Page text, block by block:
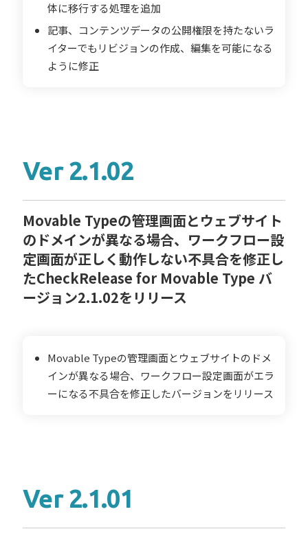
体に移行する処理を追加
記事、コンテンツデータの公開権限を持たないラ
イターでもリビジョンの作成、編集を可能になる
ように修正
Ver 2.1.02
Movable Typeの管理画面とウェブサイト
のドメインが異なる場合、ワークフロー設
定画面が正しく動作しない不具合を修正し
たCheckRelease for Movable Type バ
ージョン2.1.02をリリース
Movable Typeの管理画面とウェブサイトのドメ
インが異なる場合、ワークフロー設定画面がエラ
ーになる不具合を修正したバージョンをリリース
Ver 2.1.01